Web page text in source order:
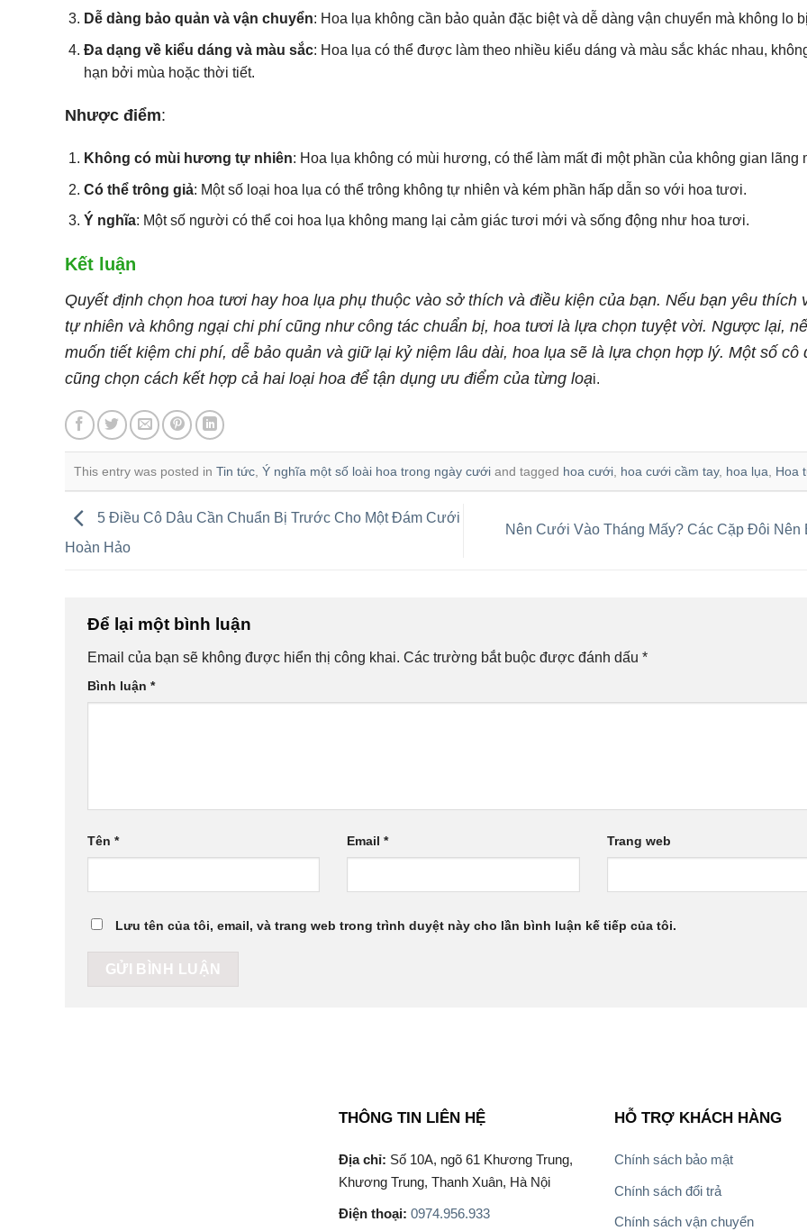
Dễ dàng bảo quản và vận chuyển: Hoa lụa không cần bảo quản đặc biệt và dễ dàng vận chuyển mà không lo
Đa dạng về kiểu dáng và màu sắc: Hoa lụa có thể được làm theo nhiều kiểu dáng và màu sắc khác nhau,
hạn bởi mùa hoặc thời tiết.
Nhược điểm:
Không có mùi hương tự nhiên: Hoa lụa không có mùi hương, có thể làm mất đi một phần của không gian lãng
Có thể trông giả: Một số loại hoa lụa có thể trông không tự nhiên và kém phần hấp dẫn so với hoa tươi.
Ý nghĩa: Một số người có thể coi hoa lụa không mang lại cảm giác tươi mới và sống động như hoa tươi.
Kết luận
Quyết định chọn hoa tươi hay hoa lụa phụ thuộc vào sở thích và điều kiện của bạn. Nếu bạn yêu thích
tự nhiên và không ngại chi phí cũng như công tác chuẩn bị, hoa tươi là lựa chọn tuyệt vời. Ngược lại,
muốn tiết kiệm chi phí, dễ bảo quản và giữ lại kỷ niệm lâu dài, hoa lụa sẽ là lựa chọn hợp lý. Một số cô
cũng chọn cách kết hợp cả hai loại hoa để tận dụng ưu điểm của từng loại.
This entry was posted in Tin tức Ý nghĩa một số loài hoa trong ngày cưới and tagged hoa cưới hoa cưới cầm tay, hoa lụa Hoa
5 Điều Cô Dâu Cần Chuẩn Bị Trước Cho Một Đám Cưới
Hoàn Hảo
Nên Cưới Vào Tháng Mấy? Các Cặp Đôi Nên
Để lại một bình luận
Email của bạn sẽ không được hiển thị công khai. Các trường bắt buộc được đánh dấu *
Bình luận *
Tên * Email* Trang web
Lưu tên của tôi, email, và trang web trong trình duyệt này cho lần bình luận kế tiếp của tôi.
THÔNG TIN LIÊN HỆ
Địa chỉ: Số 10A, ngõ 61 Khương Trung,
Khương Trung, Thanh Xuân, Hà Nội
Điện thoại: 0974.956.933
HỖ TRỢ KHÁCH HÀNG
Chính sách bảo mật
Chính sách đổi trả
Chính sách vận chuyển